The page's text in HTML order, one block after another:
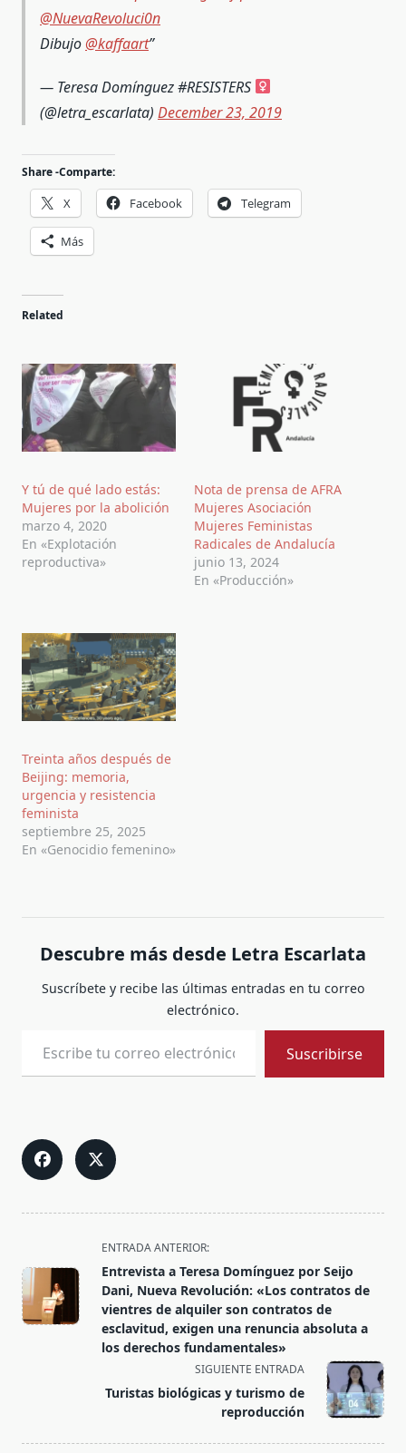
@NuevaRevoluci0n
Dibujo@kaffaart
— Teresa Domínguez #RESISTERS
(@letra_escarlata) December 23, 2019
Share -Comparte:
X Facebook Telegram
Más
Related
Y tú de qué lado estás:
Mujeres por la abolición
marzo 4, 2020
En «Explotación
reproductiva»
Nota de prensa de AFRA
Mujeres Asociación
Mujeres Feministas
Radicales de Andalucía
junio 13, 2024
En «Producción»
Treinta años después de
Beijing: memoria,
urgencia y resistencia
feminista
septiembre 25, 2025
En «Genocidio femenino»
Descubre más desde Letra Escarlata
Suscríbete y recibe las últimas entradas en tu correo
electrónico.
Suscribirse
class="nav-
subtitle
screen-
text">Página</span>
ENTRADA ANTERIOR:
Entrevista a Teresa Domínguez por Seijo
Dani, Nueva Revolución: «Los contratos de
vientres de alquiler son contratos de
esclavitud, exigen una renuncia absoluta a
los derechos fundamentales»
SIGUIENTE ENTRADA
Turistas biológicas y turismo de
reproducción